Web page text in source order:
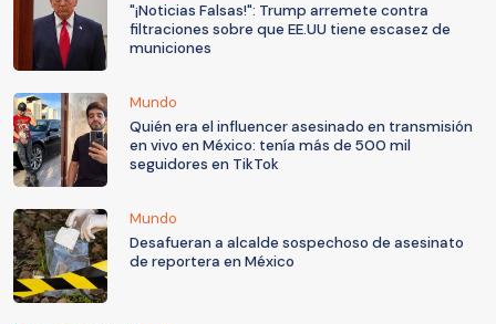
"¡Noticias Falsas!": Trump arremete contra
filtraciones sobre que EE.UU tiene escasez de
municiones
Mundo
Quién era el influencer asesinado en transmisión
en vivo en México: tenía más de 500 mil
seguidores en TikTok
Mundo
Desafueran a alcalde sospechoso de asesinato
de reportera en México